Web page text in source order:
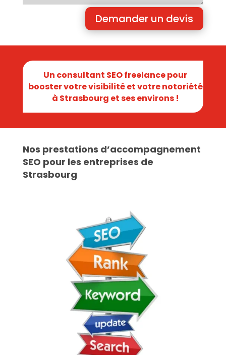
Demander un devis
Un consultant SEO freelance pour
booster votre visibilité et votre notoriété
à Strasbourg et ses environs !
Nos prestations d’accompagnement
SEO pour les entreprises de
Strasbourg